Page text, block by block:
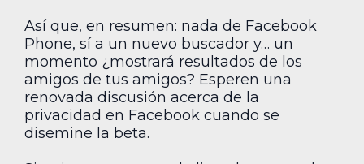
Así que, en resumen: nada de Facebook
Phone, sí a un nuevo buscador y… un
momento ¿mostrará resultados de los
amigos de tus amigos? Esperen una
renovada discusión acerca de la
privacidad en Facebook cuando se
disemine la beta.